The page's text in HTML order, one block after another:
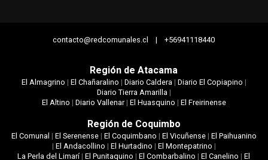
contacto@redcomunales.cl | +56941118440
Región de Atacama
El Almagrino | El Chañaralino | Diario Caldera| Diario El Copiapino |
Diario Tierra Amarilla|
El Altino | Diario Vallenar| El Huasquino | El Freirinense
Región de Coquimbo
El Comunal | El Serenense| El Coquimbano | El Vicuñense| El Paihuanino
| El Andacollino | El Hurtadino | El Montepatrino |
La Perla del Limarí|El Punitaquino |El Combarbalino |El Canelino |El